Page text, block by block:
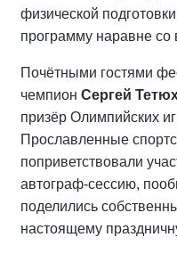
физической
программу наравне со
Почётными гостями
чемпион Сергей
призёр Олимпийских
Прославленные
поприветствовали
автограф-сессию,
поделились
настоящему